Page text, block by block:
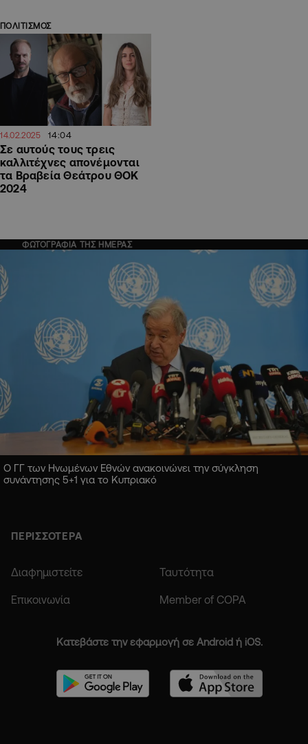
ΠΟΛΙΤΙΣΜΟΣ
14.02.2025 14:04
Σε αυτούς τους τρεις
καλλιτέχνες απονέμονται
τα Βραβεία Θεάτρου ΘΟΚ
2024
ΦΩΤΟΓΡΑΦΙΑ ΤΗΣ ΗΜΕΡΑΣ
Ο ΓΓ των Ηνωμένων Εθνών ανακοινώνει την σύγκληση
συνάντησης 5+1 για το Κυπριακό
ΠΕΡΙΣΣΟΤΕΡΑ
Διαφημιστείτε Ταυτότητα
Επικοινωνία Member of COPA
Κατεβάστε την εφαρμογή σε Android ή iOS.